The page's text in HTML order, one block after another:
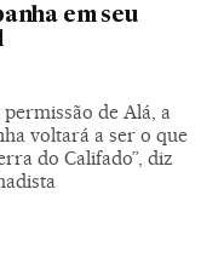
em seu
permissão de Alá, a
voltará a ser o que
do Califado”, diz